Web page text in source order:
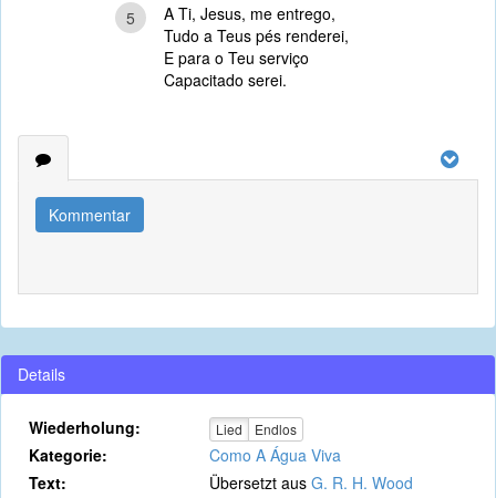
5
A Ti, Jesus, me entrego,
Tudo a Teus pés renderei,
E para o Teu serviço
Capacitado serei.
Kommentar
Details
Wiederholung: Lied Endlos
Kategorie:
Como A Água Viva
Text:
Übersetzt aus G. R. H. Wood